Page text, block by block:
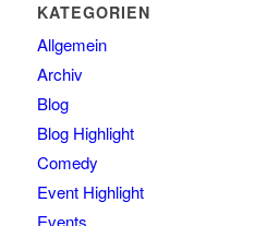
KATEGORIEN
Allgemein
Archiv
Blog
Blog Highlight
Comedy
Event Highlight
Events